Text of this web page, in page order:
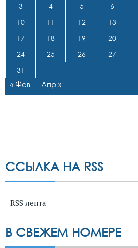
3
4 5 6
10
11 12 13
17
18 19 20
24
25 26 27
31
« Фев Апр »
ССЫЛКА НА RSS
RSS лента
В СВЕЖЕМ НОМЕРЕ